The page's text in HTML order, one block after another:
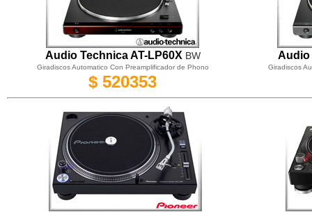
Audio Technica AT-LP60X BW Audio
Giradiscos Automatico Con Preamplificador de Phono Giradiscos
$ 520353